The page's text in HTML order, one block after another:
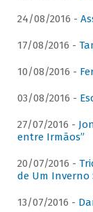
24/08/2016 -
17/08/2016 -
10/08/2016 -
03/08/2016 -
27/07/2016 -
entre Irmãos”
20/07/2016 -
de Um Inverno
13/07/2016 -